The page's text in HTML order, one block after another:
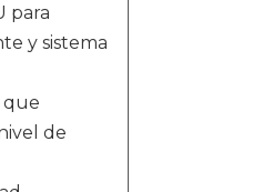
para
y sistema
que
de